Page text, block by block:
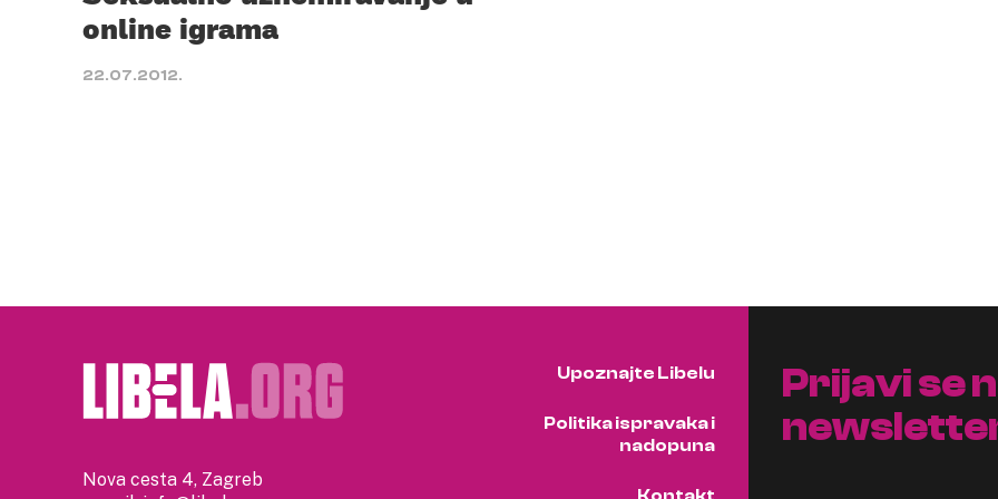
online igrama
22.07.2012.
Nova cesta 4, Zagreb
Upoznajte Libelu
Politika ispravaka i
nadopuna
Prijavi se